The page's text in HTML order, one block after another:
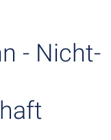
- Nicht-